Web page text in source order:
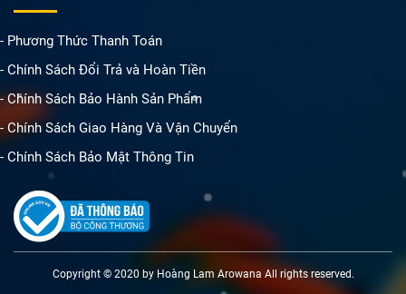
- Phương Thức Thanh Toán
- Chính Sách Đổi Trả và Hoàn Tiền
- Chính Sách Bảo Hành Sản Phẩm
- Chính Sách Giao Hàng Và Vận Chuyển
- Chính Sách Bảo Mật Thông Tin
Copyright © 2020 by Hoàng Lam Arowana All rights reserved.